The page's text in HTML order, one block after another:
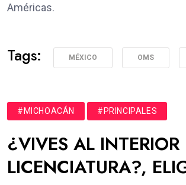
Américas.
Tags: MÉXICO OMS
#MICHOACÁN #PRINCIPALES
¿VIVES AL
LICENCIATURA?,